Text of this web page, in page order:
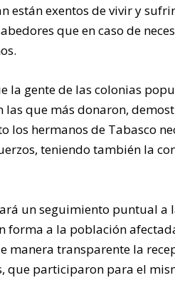
están exentos de vivir y
que en caso de
la gente de las colonias
que más donaron,
los hermanos de Tabasco
teniendo también la
un seguimiento puntual
forma a la población
transparente la
que participaron para el